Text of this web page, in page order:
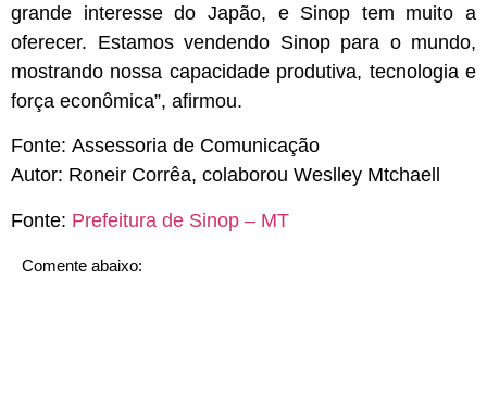
grande interesse do Japão, e Sinop tem muito a
oferecer. Estamos vendendo Sinop para o mundo,
mostrando nossa capacidade produtiva, tecnologia e
força econômica”, afirmou.
Fonte: Assessoria de Comunicação
Autor: Roneir Corrêa, colaborou Weslley Mtchaell
Fonte: Prefeitura de Sinop – MT
Comente abaixo: